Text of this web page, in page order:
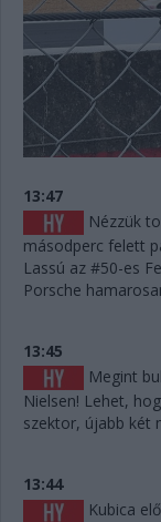
13:47
Nézzük
másodperc felett
Lassú az #50-es
Porsche
13:45
Megint
Nielsen! Lehet,
szektor, újabb két
13:44
Kubica